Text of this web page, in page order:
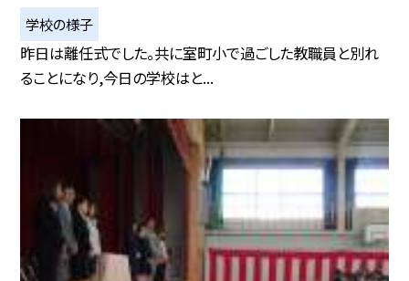
学校の様子
昨日は離任式でした。共に室町小で過ごした教職員と別れ
ることになり,今日の学校はと...